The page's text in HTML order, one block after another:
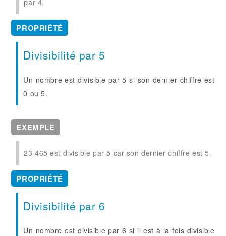
PROPRIÉTÉ
Divisibilité par 5
Un nombre est divisible par 5 si son dernier chiffre est
0 ou 5.
EXEMPLE
23 465 est divisible par 5 car son dernier chiffre est 5.
PROPRIÉTÉ
Divisibilité par 6
Un nombre est divisible par 6 si il est à la fois divisible